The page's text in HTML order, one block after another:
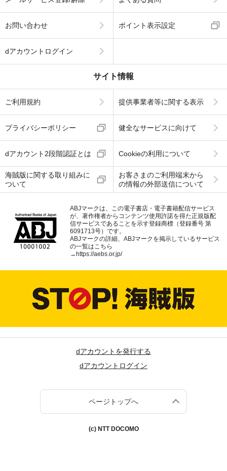
お問い合わせ ポイント表示設定
dアカウントログイン
サイト情報
ご利用規約 提供事業者等に関する表示
プライバシーポリシー 健全なサービスに向けて
dアカウント2段階認証とは Cookieの利用について
海賊版に関する取り組みに
ついて
お客さまのご利用端末から
の情報の外部送信について
ABJマークは、この電子書店・電子書籍配信サービス
が、著作権者からコンテンツ使用許諾を得た正規版配
信サービスであることを示す登録商標（登録番号 第
6091713号）です。
ABJマークの詳細、ABJマークを掲示しているサービス
の一覧はこちら
→https://aebs.or.jp/
dアカウントを発行する
dアカウントログイン
ページトップへ
(c) NTT DOCOMO